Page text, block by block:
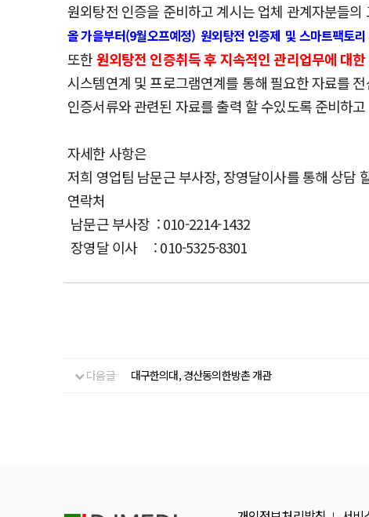
원외탕전 인증을 준비하고 계시는 업체 관계자분들
올 가을부터(9월오프예정) 원외탕전 인증제 및 스마트팩토
또한원외탕전 인증취득 후 지속적인 관리업무에 대
시스템연계 및 프로그램연계를 통해 필요한 자료를
인증서류와 관련된 자료를 출력 할 수있도록 준비하
자세한 사항은
저희 영업팀 남문근 부사장, 장영달이사를 통해 상담
연락처
남문근 부사장 : 010-2214-1432
장영달 이사 : 010-5325-8301
다음글 대구한의대, 경산동의한방촌 개관